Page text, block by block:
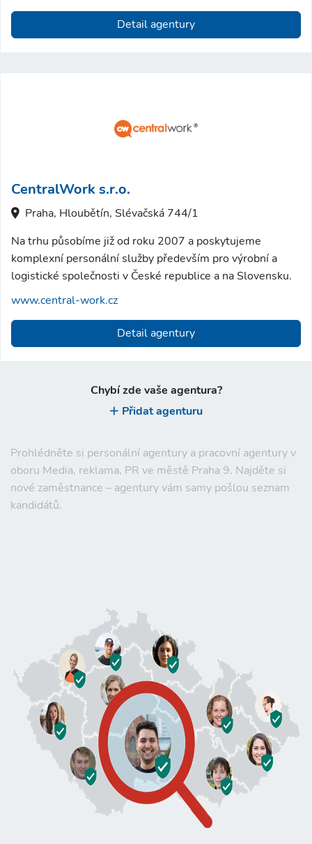
Prohlédněte si personální agentury a pracovní agentury v
oboru Media, reklama, PR ve městě Praha 9. Najděte si
nové zaměstnance – agentury vám samy pošlou seznam
kandidátů.
Detail agentury
CentralWork s.r.o.
Praha, Hloubětín, Slévačská 744/1
Na trhu působíme již od roku 2007 a poskytujeme
komplexní personální služby především pro výrobní a
logistické společnosti v České republice a na Slovensku.
www.central-work.cz
Detail agentury
Chybí zde vaše agentura?
Přidat agenturu